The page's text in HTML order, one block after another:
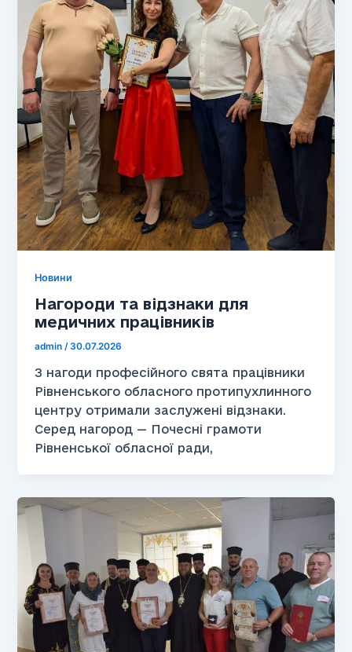
Новини
Нагороди та відзнаки для
медичних працівників
admin/30.07.2026
З нагоди професійного свята працівники
Рівненського обласного протипухлинного
центру отримали заслужені відзнаки.
Серед нагород — Почесні грамоти
Рівненської обласної ради,